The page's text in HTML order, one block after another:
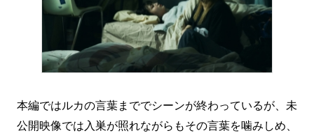
本編ではルカの言葉まででシーンが終わっているが、未
公開映像では入巣が照れながらもその言葉を噛みしめ、